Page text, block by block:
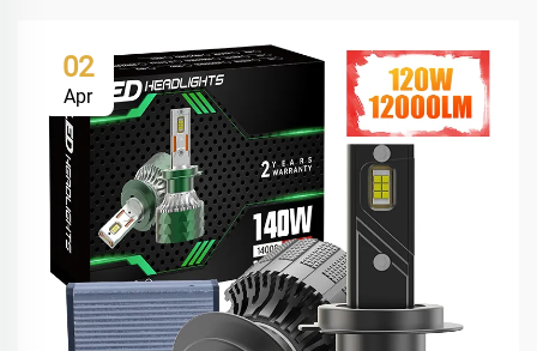
02
Apr